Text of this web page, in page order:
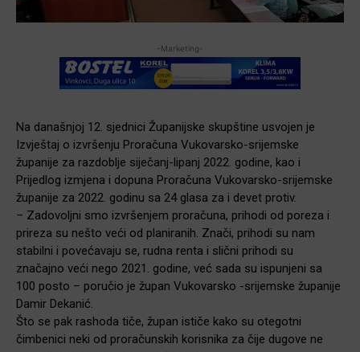
-Marketing-
Na današnjoj 12. sjednici Županijske skupštine usvojen je
Izvještaj o izvršenju Proračuna Vukovarsko-srijemske
županije za razdoblje siječanj-lipanj 2022. godine, kao i
Prijedlog izmjena i dopuna Proračuna Vukovarsko-srijemske
županije za 2022. godinu sa 24 glasa za i devet protiv.
– Zadovoljni smo izvršenjem proračuna, prihodi od poreza i
prireza su nešto veći od planiranih. Znači, prihodi su nam
stabilni i povećavaju se, rudna renta i slični prihodi su
značajno veći nego 2021. godine, već sada su ispunjeni sa
100 posto – poručio je župan Vukovarsko -srijemske županije
Damir Dekanić.
Što se pak rashoda tiče, župan ističe kako su otegotni
čimbenici neki od proračunskih korisnika za čije dugove ne